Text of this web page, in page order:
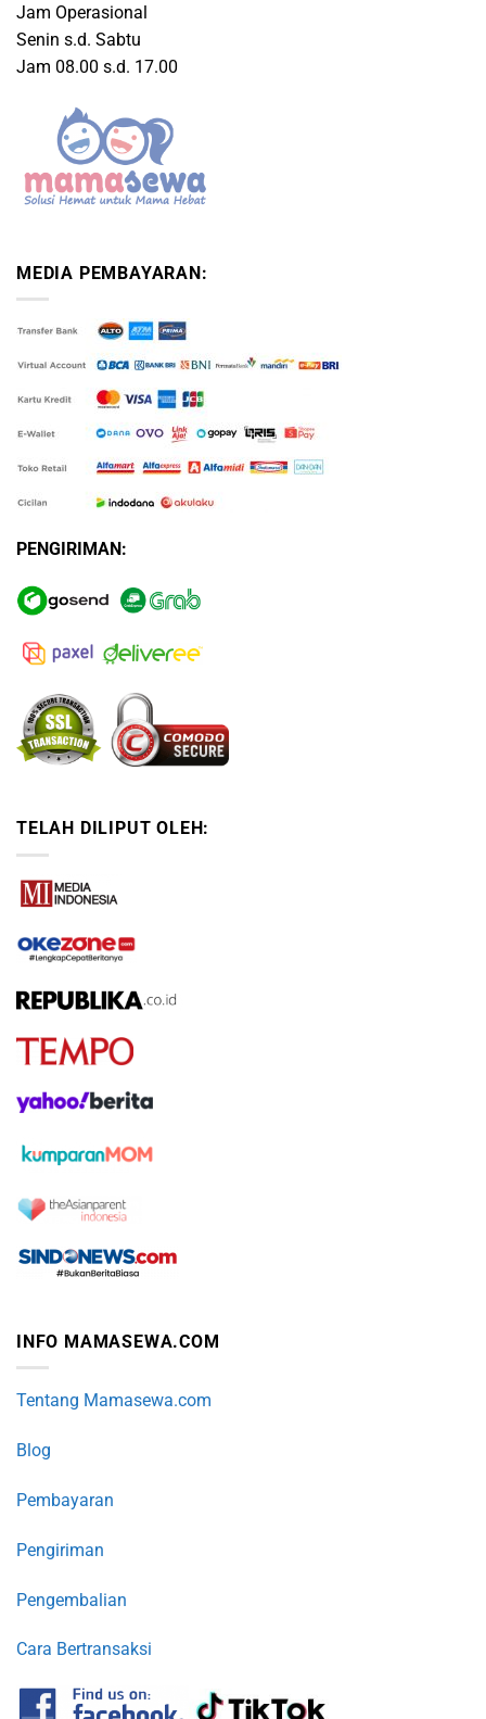
Jam Operasional
Senin s.d. Sabtu
Jam 08.00 s.d. 17.00
MEDIA PEMBAYARAN:
PENGIRIMAN:
TELAH DILIPUT OLEH:
INFO MAMASEWA.COM
Tentang Mamasewa.com
Blog
Pembayaran
Pengiriman
Pengembalian
Cara Bertransaksi